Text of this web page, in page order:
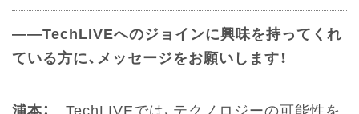
――TechLIVEへのジョインに興味を持ってくれ
ている方に、メッセージをお願いします！
浦本：
TechLIVEでは、テクノロジーの可能性を